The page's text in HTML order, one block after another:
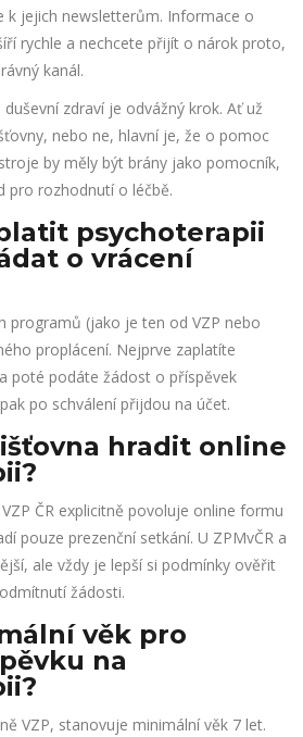
k jejich newsletterům. Informace o
rychle a nechcete přijít o nárok proto,
kanál.
zdraví je odvážný krok. Ať už
nebo ne, hlavní je, že o pomoc
by měly být brány jako pomocník,
pro rozhodnutí o léčbě.
psychoterapii
o vrácení
programů (jako je ten od VZP nebo
proplácení. Nejprve zaplatíte
poté podáte žádost o příspěvek
po schválení přijdou na účet.
hradit online
ČR explicitně povoluje online formu
pouze prezenční setkání. U ZPMvČR a
ale vždy je lepší si podmínky ověřit
žádosti.
věk pro
na
VZP, stanovuje minimální věk 7 let.